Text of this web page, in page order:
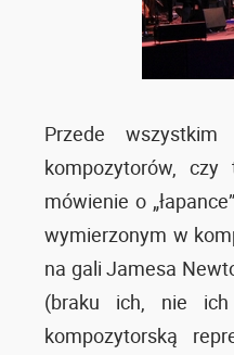
Przede
kompozytorów,
mówienie o
wymierzonym w
na gali Jamesa
(braku ich, nie ich
kompozytorską